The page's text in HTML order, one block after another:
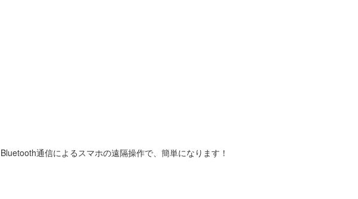
通信によるスマホの遠隔操作で、簡単になります！